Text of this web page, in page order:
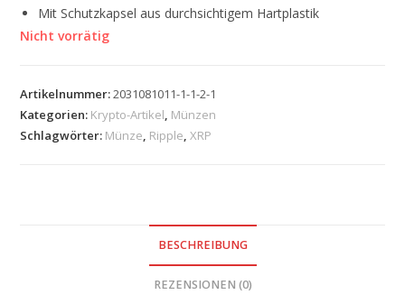
Mit Schutzkapsel aus durchsichtigem Hartplastik
Nicht vorrätig
Artikelnummer:2031081011-1-1-2-1
Kategorien: Krypto-Artikel, Münzen
Schlagwörter: Münze, Ripple,XRP
BESCHREIBUNG
REZENSIONEN (0)